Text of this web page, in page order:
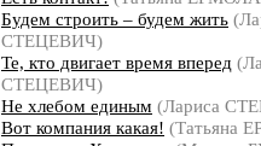
Будем строить – будем жить
СТЕЦЕВИЧ)
Те, кто двигает время вперед
СТЕЦЕВИЧ)
Не хлебом единым (Лариса
Вот компания какая! (Татьяна